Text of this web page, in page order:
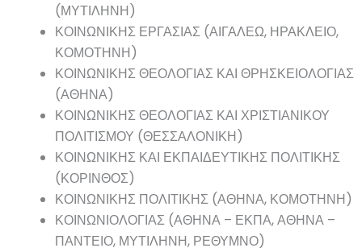
(ΜΥΤΙΛΗΝΗ)
ΚΟΙΝΩΝΙΚΗΣ ΕΡΓΑΣΙΑΣ (ΑΙΓΑΛΕΩ, ΗΡΑΚΛΕΙΟ,
ΚΟΜΟΤΗΝΗ)
ΚΟΙΝΩΝΙΚΗΣ ΘΕΟΛΟΓΙΑΣ ΚΑΙ ΘΡΗΣΚΕΙΟΛΟΓΙΑΣ
(ΑΘΗΝΑ)
ΚΟΙΝΩΝΙΚΗΣ ΘΕΟΛΟΓΙΑΣ ΚΑΙ ΧΡΙΣΤΙΑΝΙΚΟΥ
ΠΟΛΙΤΙΣΜΟΥ (ΘΕΣΣΑΛΟΝΙΚΗ)
ΚΟΙΝΩΝΙΚΗΣ ΚΑΙ ΕΚΠΑΙΔΕΥΤΙΚΗΣ ΠΟΛΙΤΙΚΗΣ
(ΚΟΡΙΝΘΟΣ)
ΚΟΙΝΩΝΙΚΗΣ ΠΟΛΙΤΙΚΗΣ (ΑΘΗΝΑ, ΚΟΜΟΤΗΝΗ)
ΚΟΙΝΩΝΙΟΛΟΓΙΑΣ (ΑΘΗΝΑ – ΕΚΠΑ, ΑΘΗΝΑ –
ΠΑΝΤΕΙΟ, ΜΥΤΙΛΗΝΗ, ΡΕΘΥΜΝΟ)